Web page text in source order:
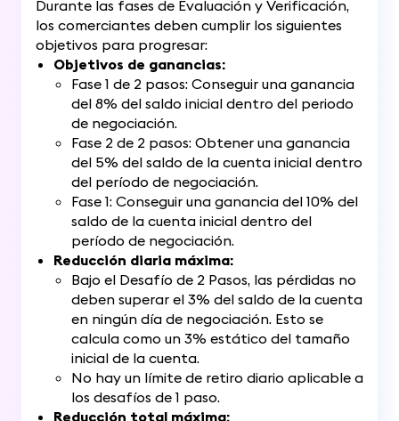
Durante las fases de Evaluación y Verificación,
los comerciantes deben cumplir los siguientes
objetivos para progresar:
Objetivos de ganancias:
Fase 1 de 2 pasos: Conseguir una ganancia
del 8% del saldo inicial dentro del periodo
de negociación.
Fase 2 de 2 pasos: Obtener una ganancia
del 5% del saldo de la cuenta inicial dentro
del período de negociación.
Fase 1: Conseguir una ganancia del 10% del
saldo de la cuenta inicial dentro del
período de negociación.
Reducción diaria máxima:
Bajo el Desafío de 2 Pasos, las pérdidas no
deben superar el 3% del saldo de la cuenta
en ningún día de negociación. Esto se
calcula como un 3% estático del tamaño
inicial de la cuenta.
No hay un límite de retiro diario aplicable a
los desafíos de 1 paso.
Reducción total máxima: